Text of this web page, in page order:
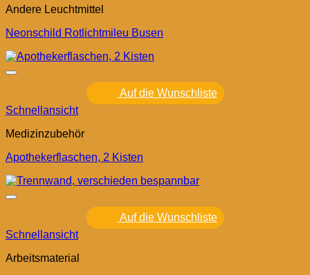
Andere Leuchtmittel
Neonschild Rotlichtmileu Busen
Auf die Wunschliste
Schnellansicht
Medizinzubehör
Apothekerflaschen, 2 Kisten
Auf die Wunschliste
Schnellansicht
Arbeitsmaterial